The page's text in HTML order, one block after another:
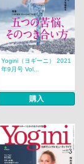
Yogini（ヨギーニ） 2021
年9月号 Vol...
購入